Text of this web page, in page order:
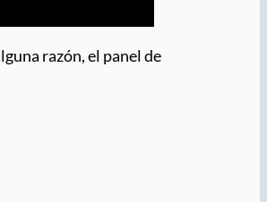
razón, el panel de